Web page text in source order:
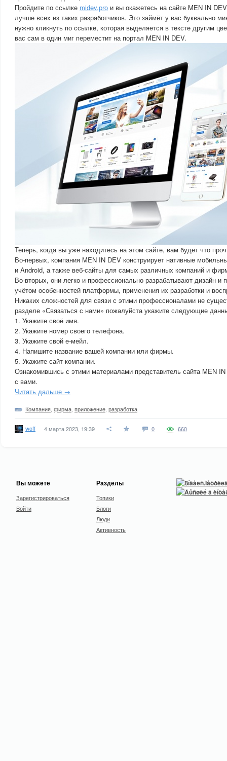
Пройдите по ссылке midev.pro и вы окажетесь на сайте MEN IN
лучше всех из таких разработчиков. Это займёт у вас буквально
нужно кликнуть по ссылке, которая выделяется в тексте другим
вас сам в один миг переместит на портал MEN IN DEV.
Теперь, когда вы уже находитесь на этом сайте, вам будет что
Во-первых, компания MEN IN DEV конструирует нативные
и Android, а также веб-сайты для самых различных компаний и
Во-вторых, они легко и профессионально разрабатывают дизайн и
учётом особенностей платформы, применения их разработки и
Никаких сложностей для связи с этими профессионалами не
разделе «Связаться с нами» пожалуйста укажите следующие
1. Укажите своё имя.
2. Укажите номер своего телефона.
3. Укажите свой е-мейл.
4. Напишите название вашей компании или фирмы.
5. Укажите сайт компании.
Ознакомившись с этими материалами представитель сайта MEN
с вами.
Читать дальше →
Компания фирма приложение разработка
woff 4 марта 2023, 19:39 0 660
Вы можете
Зарегистрироваться
Войти
Разделы
Топики
Блоги
Люди
Активность